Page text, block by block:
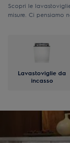
Scopri le
misure. Ci pensiamo
Lavastoviglie da
incasso